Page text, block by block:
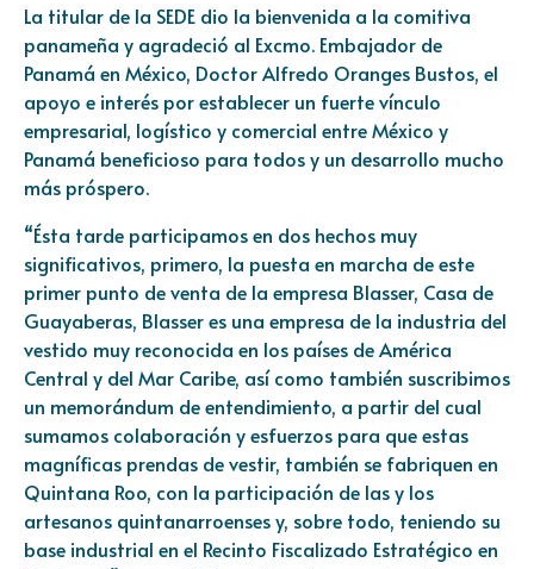
La titular de la SEDE dio la bienvenida a la comitiva
panameña y agradeció al Excmo. Embajador de
Panamá en México, Doctor Alfredo Oranges Bustos, el
apoyo e interés por establecer un fuerte vínculo
empresarial, logístico y comercial entre México y
Panamá beneficioso para todos y un desarrollo mucho
más próspero.
“Ésta tarde participamos en dos hechos muy
significativos, primero, la puesta en marcha de este
primer punto de venta de la empresa Blasser, Casa de
Guayaberas, Blasser es una empresa de la industria del
vestido muy reconocida en los países de América
Central y del Mar Caribe, así como también suscribimos
un memorándum de entendimiento, a partir del cual
sumamos colaboración y esfuerzos para que estas
magníficas prendas de vestir, también se fabriquen en
Quintana Roo, con la participación de las y los
artesanos quintanarroenses y, sobre todo, teniendo su
base industrial en el Recinto Fiscalizado Estratégico en